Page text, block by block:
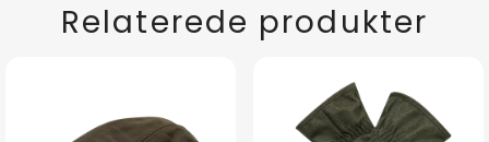
Relaterede produkter